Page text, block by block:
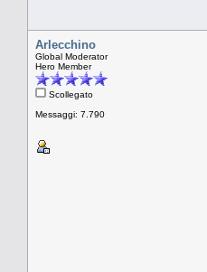
Arlecchino
Global Moderator
Hero Member
Scollegato
Messaggi: 7.790